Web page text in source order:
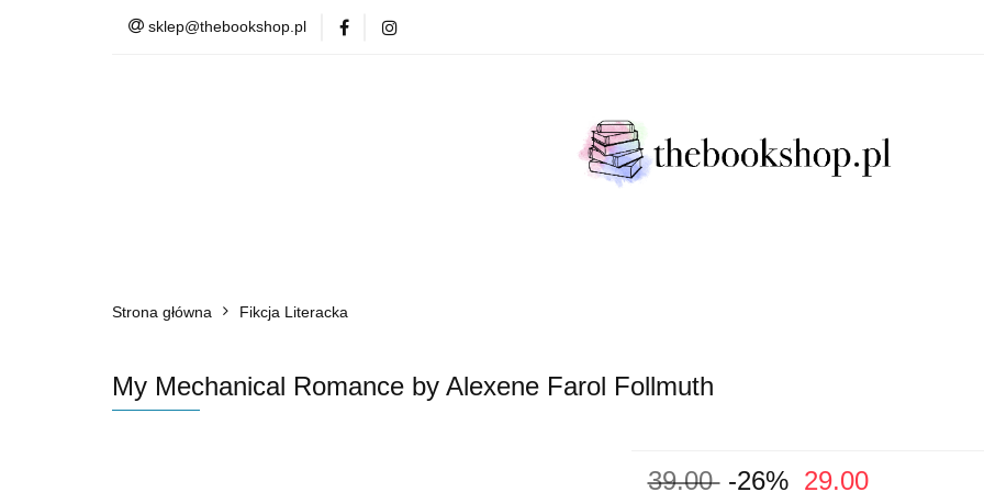
sklep@thebookshop.pl
Barnes & Noble
Strona główna Fikcja Literacka
My Mechanical Romance by Alexene Farol Follmuth
39.00 -26% 29.00